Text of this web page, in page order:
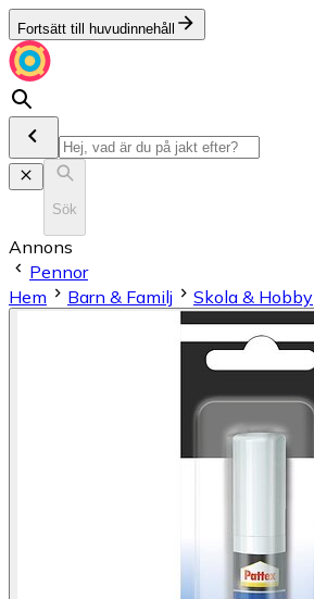
Fortsätt till huvudinnehåll
Sök
Annons
Pennor
Hem
Barn & Familj Skola & Hobby